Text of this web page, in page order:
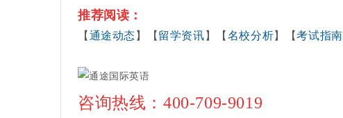
推荐阅读：
【 通途动态 】【 留学资讯 】 【 名校分析】【考试指南
咨询热线 ：400-709-9019